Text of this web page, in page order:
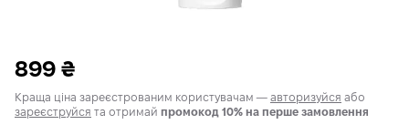
899 ₴
Краща ціна зареєстрованим користувачам — авторизуйся або
зареєструйся та отримай промокод 10% на перше замовлення